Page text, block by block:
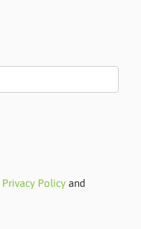
Privacy Policy and